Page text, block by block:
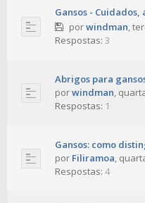
Gansos -
porwindman,
Respostas: 3
Abrigos para
porwindman,
Respostas: 1
Gansos: como
por Filiramoa,
Respostas: 4